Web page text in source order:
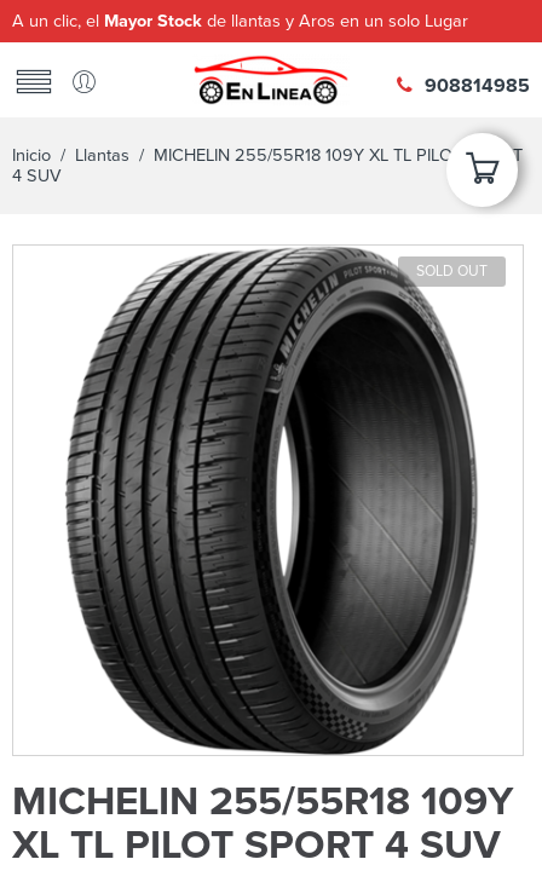
A un clic, el Mayor Stock de llantas y Aros en un solo Lugar
908814985
Inicio / Llantas / MICHELIN 255/55R18 109Y XL TL PILOT SPORT
4 SUV
SOLD OUT
MICHELIN 255/55R18 109Y
XL TL PILOT SPORT 4 SUV